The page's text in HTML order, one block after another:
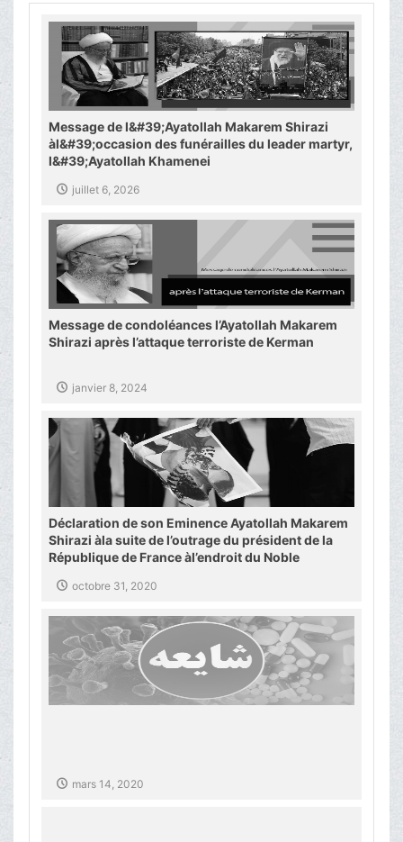
Message de l&#39;Ayatollah Makarem Shirazi
àl&#39;occasion des funérailles du leader martyr,
l&#39;Ayatollah Khamenei
juillet 6, 2026
Message de condoléances l’Ayatollah Makarem
Shirazi après l’attaque terroriste de Kerman
janvier 8, 2024
Déclaration de son Eminence Ayatollah Makarem
Shirazi àla suite de l’outrage du président de la
République de France àl’endroit du Noble
octobre 31, 2020
mars 14, 2020